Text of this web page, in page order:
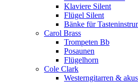
Klaviere Silent
Flügel Silent
Bänke für
Carol Brass
Trompeten Bb
Posaunen
Flügelhorn
Cole Clark
Westerngitarren &